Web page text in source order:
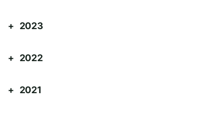
2023
2022
2021